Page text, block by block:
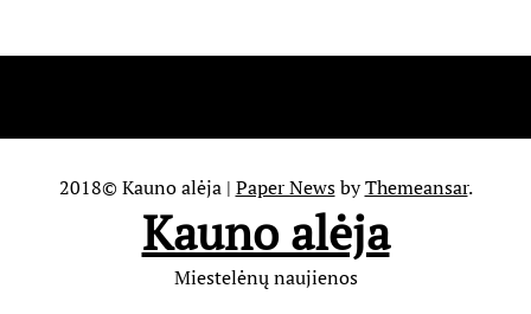
2018© Kauno alėja | Paper NewsbyThemeansar.
Kauno alėja
Miestelėnų naujienos